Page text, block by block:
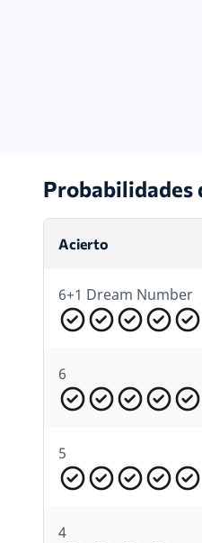
Probabilidades
Acierto
6+1 Dream Number
6
5
4